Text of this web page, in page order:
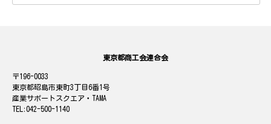
東京都商工会連合会
196-0033
東京都昭島市東町3丁目6番1号
産業サポートスクエア・TAMA
042-500-1140